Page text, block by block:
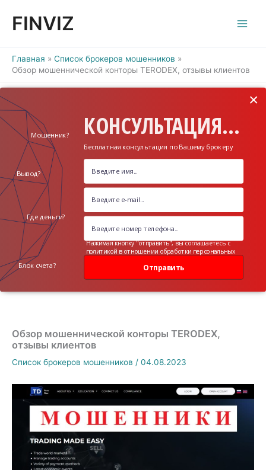
FINVIZ
Главная
Список брокеров мошенников
Обзор мошеннической конторы TERODEX, отзывы клиентов
КОНСУЛЬТАЦИЯ...
Бесплатная консультация по Вашему брокеру
Мошенник?
Вывод?
Где деньги?
Блок счета? Отправить
×
Нажимая кнопку "отправить", вы соглашаетесь с
политикой в отношении обработки персональных
Обзор мошеннической конторы TERODEX,
отзывы клиентов
Список брокеров мошенников / 04.08.2023